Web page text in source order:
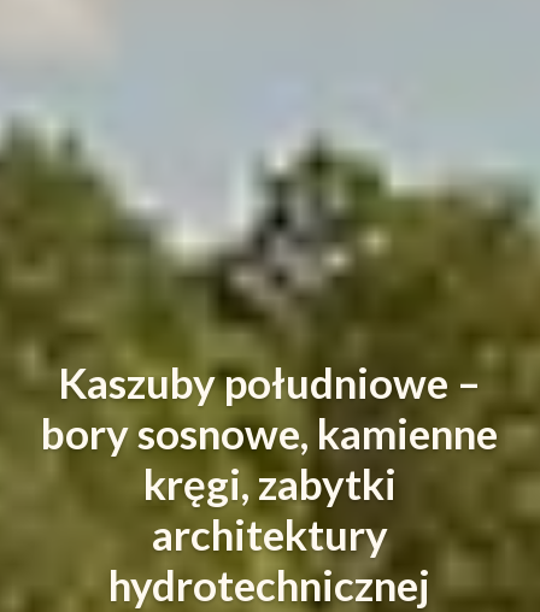
Kaszuby południowe –
bory sosnowe, kamienne
kręgi, zabytki
architektury
hydrotechnicznej